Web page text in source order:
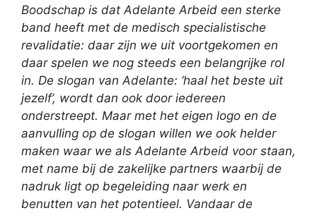
Boodschap is dat Adelante Arbeid een sterke
band heeft met de medisch specialistische
revalidatie: daar zijn we uit voortgekomen en
daar spelen we nog steeds een belangrijke rol
in. De slogan van Adelante: ‘haal het beste uit
jezelf’, wordt dan ook door iedereen
onderstreept. Maar met het eigen logo en de
aanvulling op de slogan willen we ook helder
maken waar we als Adelante Arbeid voor staan,
met name bij de zakelijke partners waarbij de
nadruk ligt op begeleiding naar werk en
benutten van het potentieel. Vandaar de